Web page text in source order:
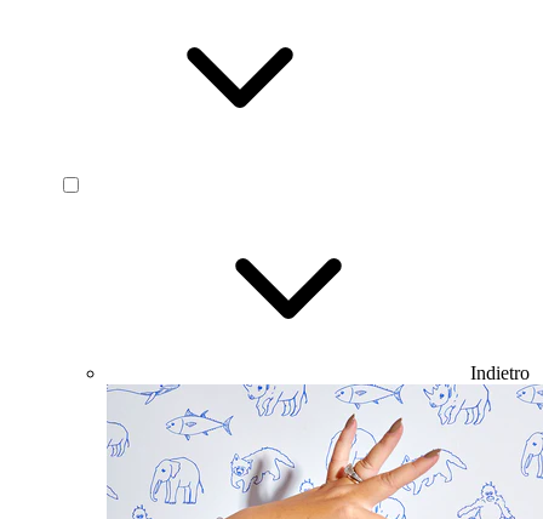
Indietro